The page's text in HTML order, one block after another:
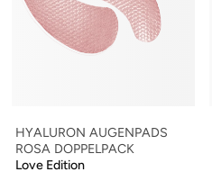
HYALURON AUGENPADS
ROSA DOPPELPACK
Love Edition